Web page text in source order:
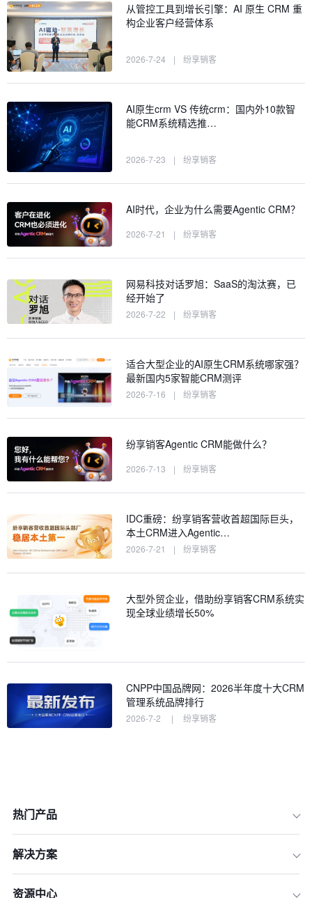
从管控工具到增长引擎：AI 原生 CRM 重
构企业客户经营体系
2026-7-24 | 纷享销客
AI原生crm VS 传统crm：国内外10款智
能CRM系统精选推…
2026-7-23 | 纷享销客
AI时代，企业为什么需要Agentic CRM？
2026-7-21 | 纷享销客
网易科技对话罗旭：SaaS的淘汰赛，已
经开始了
2026-7-22 | 纷享销客
适合大型企业的AI原生CRM系统哪家强？
最新国内5家智能CRM测评
2026-7-16 | 纷享销客
纷享销客Agentic CRM能做什么？
2026-7-13 | 纷享销客
IDC重磅：纷享销客营收首超国际巨头，
本土CRM进入Agentic…
2026-7-21 | 纷享销客
大型外贸企业，借助纷享销客CRM系统实
现全球业绩增长50%
CNPP中国品牌网：2026半年度十大CRM
管理系统品牌排行
2026-7-2 | 纷享销客
热门产品
解决方案
资源中心